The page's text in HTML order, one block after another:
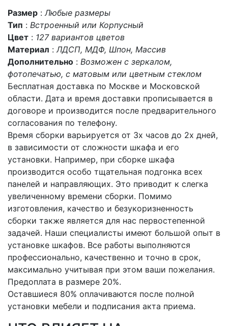
Размер :Любые размеры
Тип : Встроенный или Корпусный
Цвет : 127 вариантов цветов
Материал :ЛДСП, МДФ, Шпон, Массив
Дополнительно : Возможен с зеркалом,
фотопечатью, с матовым или цветным стеклом
Бесплатная доставка по Москве и Московской
области. Дата и время доставки прописывается в
договоре и производится после предварительного
согласования по телефону.
Время сборки варьируется от 3х часов до 2х дней,
в зависимости от сложности шкафа и его
установки. Например, при сборке шкафа
производится особо тщательная подгонка всех
панелей и направляющих. Это приводит к слегка
увеличенному времени сборки. Помимо
изготовления, качество и безукоризненность
сборки также является для нас первостепенной
задачей. Наши специалисты имеют большой опыт в
установке шкафов. Все работы выполняются
профессионально, качественно и точно в срок,
максимально учитывая при этом ваши пожелания.
Предоплата в размере 20%.
Оставшиеся 80% оплачиваются после полной
установки мебели и подписания акта приема.